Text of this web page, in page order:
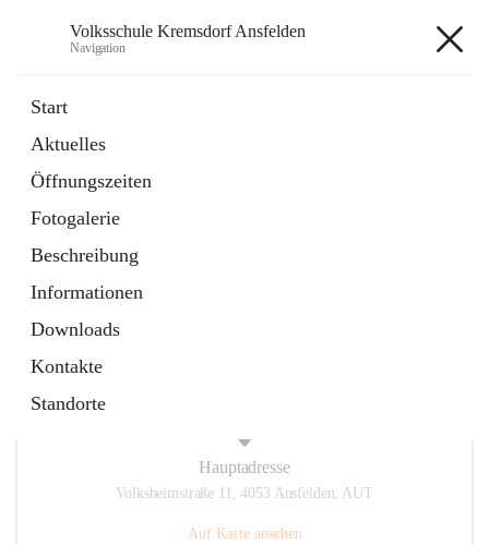
Volksschule Kremsdorf Ansfelden
Navigation
Start
Aktuelles
Öffnungszeiten
Fotogalerie
Beschreibung
Informationen
Downloads
Kontakte
Standorte
Termine
Artikel
öffnet
in
neuem
Tab
Artikel
in
Tab
Hauptadresse
Volksheimstraße 11, 4053 Ansfelden, AUT
Auf Karte ansehen